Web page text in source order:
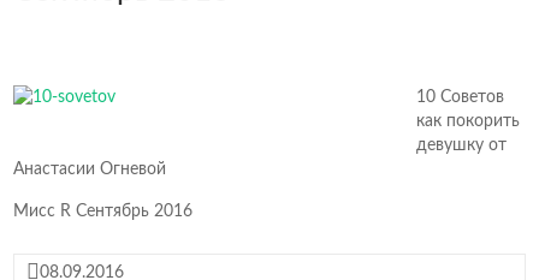
10 Советов
как покорить
девушку от
Анастасии Огневой
Мисс R Сентябрь 2016
08.09.2016